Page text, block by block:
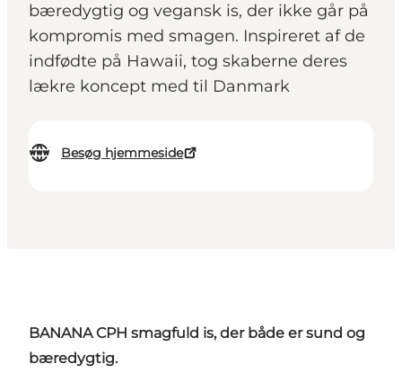
bæredygtig og vegansk is, der ikke går på
kompromis med smagen. Inspireret af de
indfødte på Hawaii, tog skaberne deres
lækre koncept med til Danmark
Besøg hjemmeside
BANANA CPH smagfuld is, der både er sund og
bæredygtig.